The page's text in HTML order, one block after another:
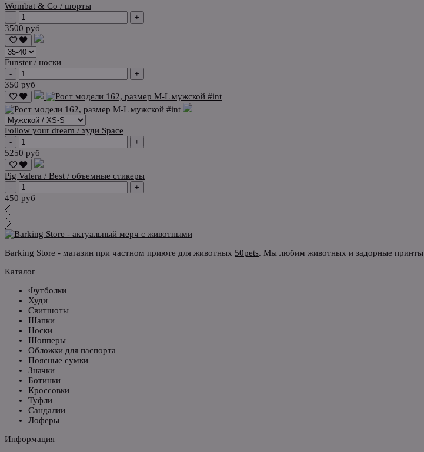
Wombat & Co / шорты
- +
3500 руб
Funster / носки
- +
350 руб
Follow your dream / худи Space
- +
5250 руб
Pig Valera / Best / объемные стикеры
- +
450 руб
Barking Store - магазин при частном приюте для животных 50pets. Мы любим животных и задорные принты
Каталог
Футболки
Худи
Свитшоты
Шапки
Носки
Шопперы
Обложки для паспорта
Поясные сумки
Значки
Ботинки
Кроссовки
Туфли
Сандалии
Лоферы
Информация